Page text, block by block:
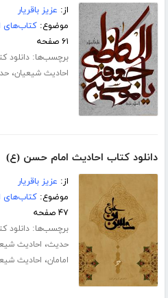
از: عزیز باقریار
موضوع:کتاب‌های
۶۱ صفحه
برچسب‌ها:دانلود
احادیث شیعیان،
دانلود کتاب احادیث امام حسن (ع)
از: عزیز باقریار
موضوع:کتاب‌های
۴۷ صفحه
برچسب‌ها:دانلود
حدیث، احادیث
امامان، احادیث